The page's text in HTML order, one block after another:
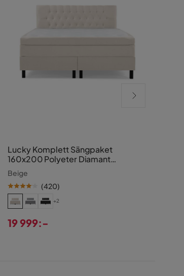
Lucky Komplett Sängpaket
160x200 Polyeter Diamant
Sänggavel
Beige
(420)
+2
19 999:-